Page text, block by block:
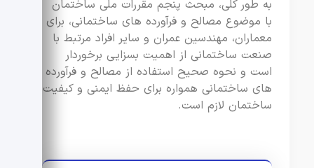
به طور کلی، مبحث پنجم مقررات ملی ساختمان
با موضوع مصالح و فرآورده های ساختمانی، برای
معماران، مهندسین عمران و سایر افراد مرتبط با
صنعت ساختمانی از اهمیت بسزایی برخوردار
است و نحوه صحیح استفاده از مصالح و فرآورده
های ساختمانی همواره برای حفظ ایمنی و کیفیت
ساختمان لازم است.